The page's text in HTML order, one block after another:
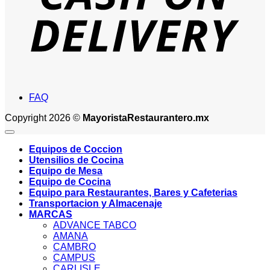
FAQ
Copyright 2026 © MayoristaRestaurantero.mx
Equipos de Coccion
Utensilios de Cocina
Equipo de Mesa
Equipo de Cocina
Equipo para Restaurantes, Bares y Cafeterias
Transportacion y Almacenaje
MARCAS
ADVANCE TABCO
AMANA
CAMBRO
CAMPUS